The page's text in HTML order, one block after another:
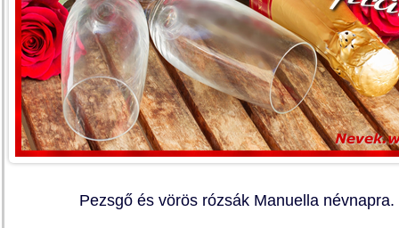
Pezsgő és vörös rózsák Manuella névnapra.